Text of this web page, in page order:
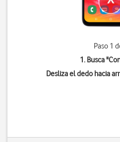
Paso 1
1. Busca "
Desliza el dedo hacia